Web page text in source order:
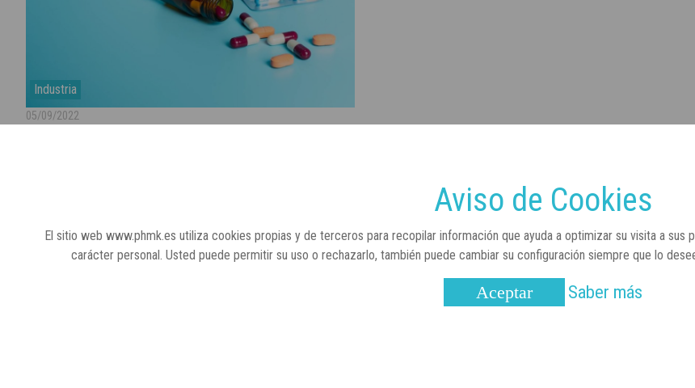
Industria
05/09/2022
Aviso de Cookies
El sitio web www.phmk.es utiliza cookies propias y de terceros para recopilar información que ayuda a optimizar su visita a
carácter personal. Usted puede permitir su uso o rechazarlo, también puede cambiar su configuración siempre que lo
Aceptar Saber más